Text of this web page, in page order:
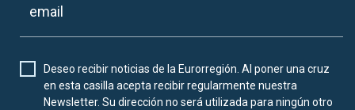
Deseo recibir noticias de la Eurorregión. Al poner una cruz
en esta casilla acepta recibir regularmente nuestra
Newsletter. Su dirección no será utilizada para ningún otro